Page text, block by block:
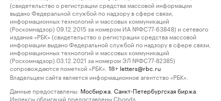
(свидетельство о регистрации средства массовой информации
выдано Федеральной службой по надзору в сфере связи,
информационных технологий и массовых коммуникаций
(Роскомнадзор) 09.12.2015 за номером ИА №ФС77-63848) и сетевого
издания «РБК» (свидетельство о регистрации средства массовой
информации выдано Федеральной службой по надзору в сфере связи,
информационных технологий и массовых коммуникаций
(Роскомнадзор) 03.12.2021 за номером ЭЛ №ФС77-82385)
сопровождаются пометкой «РБК».
18+ letters@rbc.ru
Владельцем сайта является информационное агентство «РБК».
Данные предоставлены: Мосбиржа Санкт-Петербургская биржа
Индексы облигаций предоставлены Cbonds.